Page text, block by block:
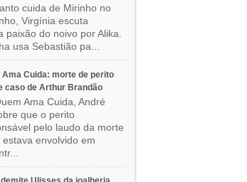
cuida de Mirinho no
Virgínia escuta
paixão do noivo por Alika.
usa Sebastião pa...
Ama Cuida: morte de perito
caso de Arthur Brandão
Ama Cuida, André
que o perito
pelo laudo da morte
envolvido em